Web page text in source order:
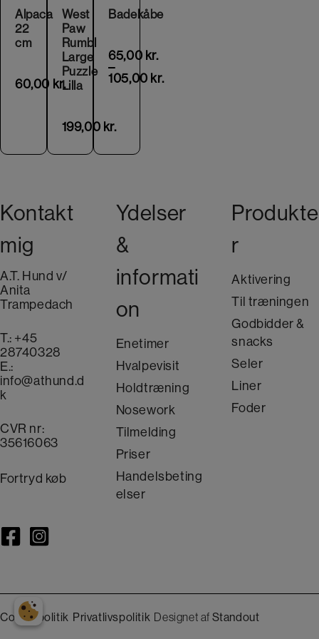
Alpaca
22
cm
60,00 kr.
West
Paw
Rumbl
Large
Puzzle
Lilla
199,00 kr.
Badekåbe
65,00 kr.
–
105,00 kr.
Kontakt
mig
A.T. Hund v/
Anita
Trampedach
T.: +45
28740328
E.:
info@athund.d
k
CVR nr:
35616063
Fortryd køb
Ydelser
&
informati
on
Enetimer
Hvalpevisit
Holdtræning
Nosework
Tilmelding
Priser
Handelsbeting
elser
Produkte
r
Aktivering
Til træningen
Godbidder &
snacks
Seler
Liner
Foder
Cookiepolitik Privatlivspolitik Designet af Standout